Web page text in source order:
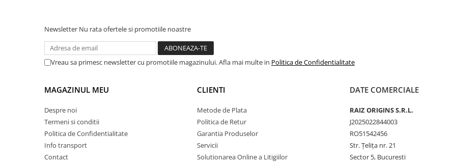
Mese cafea si decorative
Rafturi si biblioteci
Tabureti si fotolii
Mobila hol
Newsletter Nu rata ofertele si promotiile noastre
Vreau sa primesc newsletter cu promotiile magazinului. Afla mai multe in Politica de Confidentialitate
MAGAZINUL MEU
Despre noi
Termeni si conditii
Politica de Confidentialitate
Info transport
Contact
CLIENTI
Metode de Plata
Politica de Retur
Garantia Produselor
Servicii
Solutionarea Online a Litigiilor
DATE COMERCIALE
RAIZ ORIGINS S.R.L.
J2025022844003
RO51542456
Str. Țelița nr. 21
Sector 5, Bucuresti